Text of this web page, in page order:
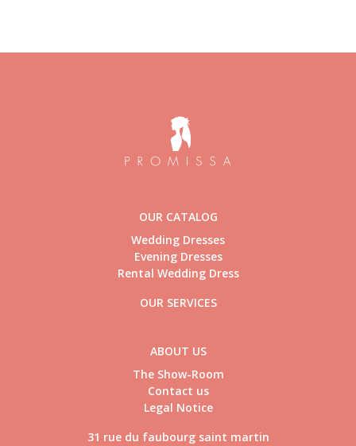
OUR CATALOG
Wedding Dresses
Evening Dresses
Rental Wedding Dress
OUR SERVICES
ABOUT US
The Show-Room
Contact us
Legal Notice
31 rue du faubourg saint martin